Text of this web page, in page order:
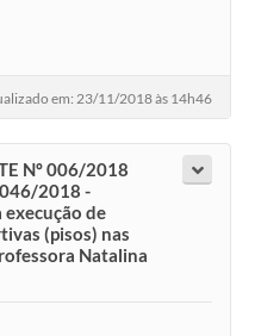
em: 23/11/2018 às 14h46
Nº 006/2018
046/2018 -
de
(pisos) nas
Natalina